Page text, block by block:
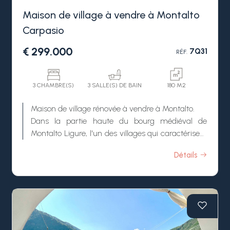
quelques minutes de la mer.
Maison de village à vendre à Montalto
Carpasio
€ 299.000 RÉF.7Q31
3 CHAMBRE(S) 3 SALLE(S) DE BAIN 180 M2
Maison de village rénovée à vendre à Montalto.
Dans la partie haute du bourg médiéval de
Montalto Ligure, l'un des villages qui caractérisent
minutes en voiture des plages de sable d'Arma di
authentique et paisible. Les travaux ont mis en
valeur les éléments d'origine de la propriété, en
préservant son caractère historique et en créant
Détails